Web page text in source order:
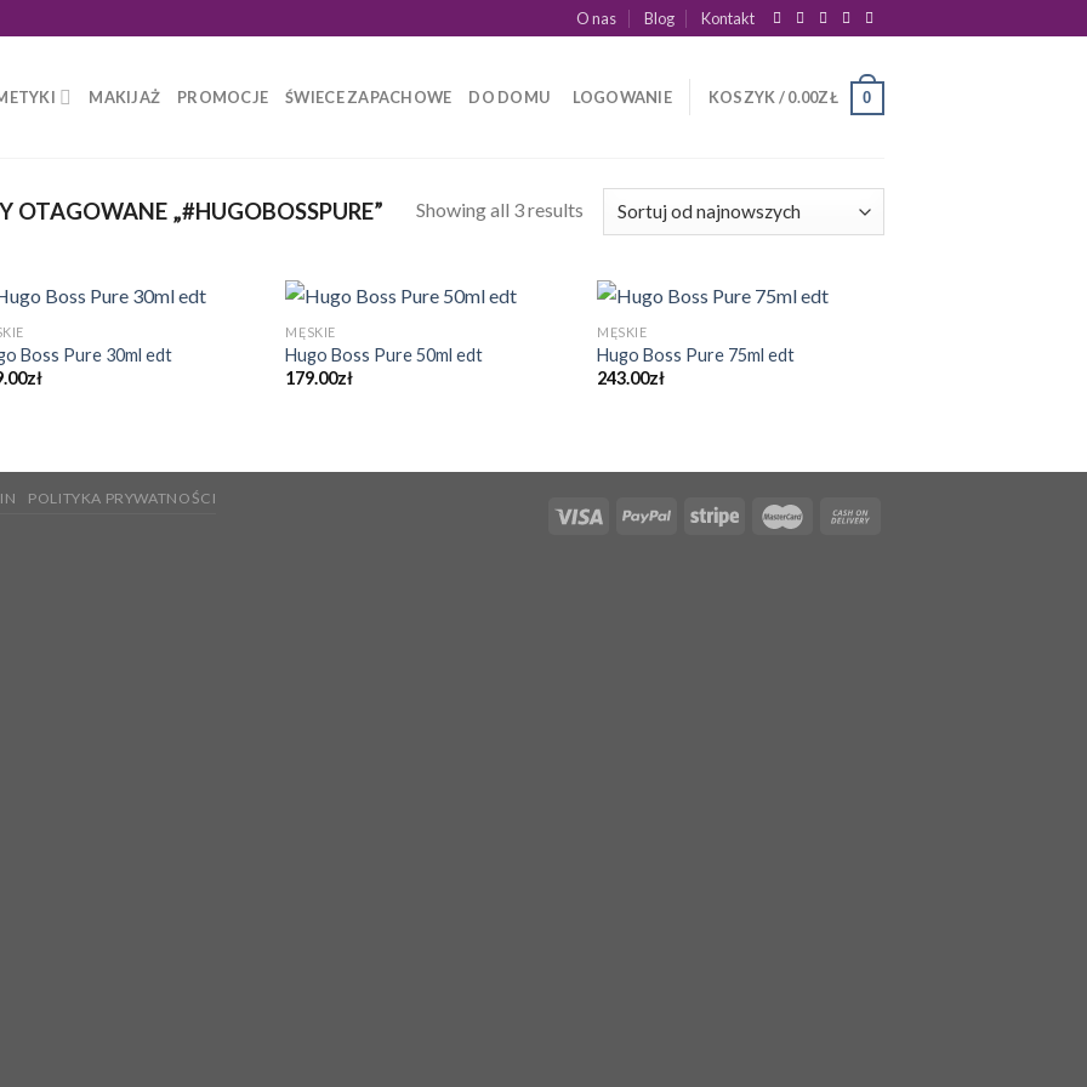
O nas Blog Kontakt
MAKIJAŻ PROMOCJE ŚWIECE ZAPACHOWE DO DOMU LOGOWANIE KOSZYK /0.00ZŁ 0
OTAGOWANE „#HUGOBOSSPURE” Showing all 3 results
Boss Pure 30ml edt
zł
MĘSKIE
Hugo Boss Pure 50ml edt
179.00zł
MĘSKIE
Hugo Boss Pure 75ml edt
243.00zł
POLITYKA PRYWATNOŚCI